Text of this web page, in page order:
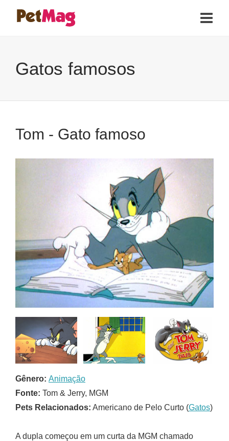
Gatos famosos
Tom - Gato famoso
Gênero: Animação
Fonte: Tom & Jerry, MGM
Pets Relacionados: Americano de Pelo Curto (Gatos)
A dupla começou em um curta da MGM chamado